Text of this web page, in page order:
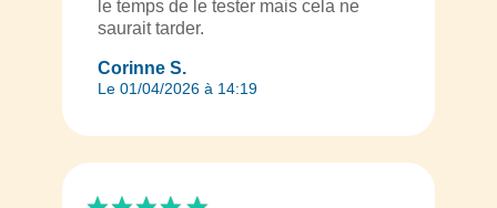
Corinne S.
Le 01/04/2026 à 14:19
le temps de le tester mais cela ne
saurait tarder.